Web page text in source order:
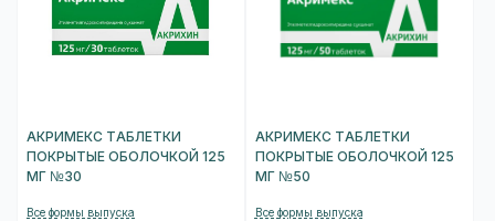
АКРИМЕКС ТАБЛЕТКИ
ПОКРЫТЫЕ ОБОЛОЧКОЙ 125
МГ №30
Все формы выпуска
АКРИМЕКС ТАБЛЕТКИ
ПОКРЫТЫЕ ОБОЛОЧКОЙ 125
МГ №50
Все формы выпуска